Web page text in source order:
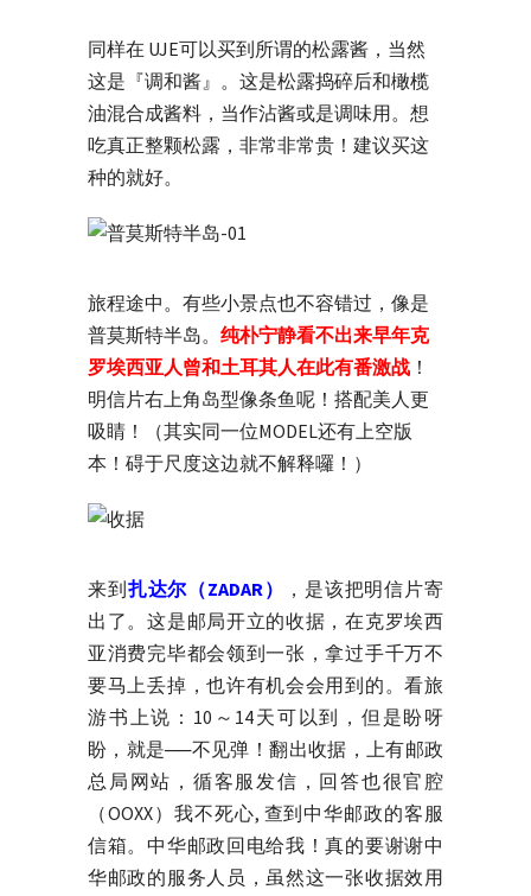
同样在 UJE可以买到所谓的松露酱，当然
这是『调和酱』。这是松露捣碎后和橄榄
油混合成酱料，当作沾酱或是调味用。想
吃真正整颗松露，非常非常贵！建议买这
种的就好。
旅程途中。有些小景点也不容错过，像是
普莫斯特半岛。 纯朴宁静看不出来早年克
罗埃西亚人曾和土耳其人在此有番激战 ！
明信片右上角岛型像条鱼呢！搭配美人更
吸睛！（其实同一位MODEL还有上空版
本！碍于尺度这边就不解释囉！）
来到扎达尔（ZADAR）
，是该把明信片寄
出了。这是邮局开立的收据，在克罗埃西
亚消费完毕都会领到一张，拿过手千万不
要马上丢掉，也许有机会会用到的。看旅
游书上说：10～14天可以到，但是盼呀
盼，就是──不见弹！翻出收据，上有邮政
总局网站，循客服发信，回答也很官腔
（OOXX）我不死心, 查到中华邮政的客服
信箱。中华邮政回电给我！真的要谢谢中
华邮政的服务人员，虽然这一张收据效用